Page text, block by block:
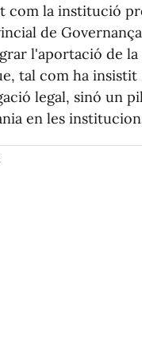
com la institució
de
l'aportació de
tal com ha
legal, sinó un
en les